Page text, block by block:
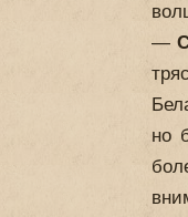
—
но